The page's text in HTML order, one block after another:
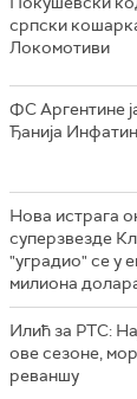
српски
Локомотиви
ФС Аргентине
Ђанија
Нова истрага
суперзвезде
"уградио" се у
милиона
Илић за РТС:
ове сезоне,
реваншу